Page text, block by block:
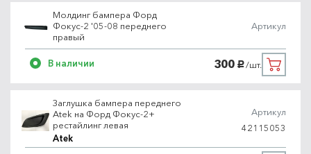
Молдинг бампера Форд
Фокус-2 '05-08 переднего
правый
Артикул
В наличии 300 руб./шт.
Заглушка бампера переднего
Atek на Форд Фокус-2+
рестайлинг левая
Atek
Артикул
42115053